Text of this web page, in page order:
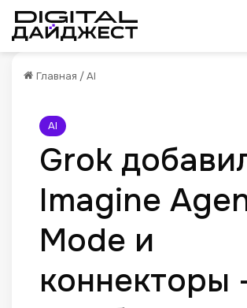
Главная /AI
AI
Grok
Imagine
Mode и
коннекторы